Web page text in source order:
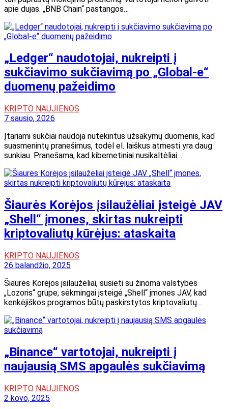
apie dujas. „BNB Chain“ pastangos…
„Ledger“ naudotojai, nukreipti į
sukčiavimo sukčiavimą po „Global-e“
duomenų pažeidimo
KRIPTO NAUJIENOS
7 sausio, 2026
Įtariami sukčiai naudoja nutekintus užsakymų duomenis, kad
suasmenintų pranešimus, todėl el. laiškus atmesti yra daug
sunkiau. Pranešama, kad kibernetiniai nusikaltėliai…
Šiaurės Korėjos įsilaužėliai įsteigė JAV
„Shell“ įmones, skirtas nukreipti
kriptovaliutų kūrėjus: ataskaita
KRIPTO NAUJIENOS
26 balandžio, 2025
Šiaurės Korėjos įsilaužėliai, susieti su žinoma valstybės
„Lozoris“ grupe, sėkmingai įsteigė „Shell“ įmones JAV, kad
kenkėjiškos programos būtų paskirstytos kriptovaliutų…
„Binance“ vartotojai, nukreipti į
naujausią SMS apgaulės sukčiavimą
KRIPTO NAUJIENOS
2 kovo, 2025